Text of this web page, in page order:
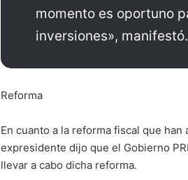
momento es oportuno
inversiones», manifestó.
Reforma
​En cuanto a la reforma fiscal que
expresidente dijo que el Gobierno
llevar a cabo dicha reforma.